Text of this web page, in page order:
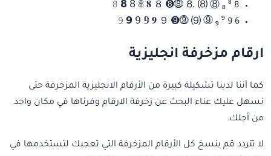
8 ⁸ ₈ ⑧ ⑻ ⒏ ⓼➑ ８ 𝟖 𝟠 𝟪 𝟴 𝟾
6 9 ⁹ ₉ ⑨ ⑼ ⓽➒ ９ 𝟗 𝟡 𝟫 𝟵 𝟿
ارقام مزخرفة انجليزية
كما أننا لدينا تشكيلة كبيرة من الأرقام الانجليزية المزخرفة حتى
نسهل عليك عناء البحث عن زخرفة الارقام وفرناها في مكان واحد
من أجلك.
لا تتردد قم بنسخ كل الأرقام المزخرفة التي تعجبك لتستخدمها في